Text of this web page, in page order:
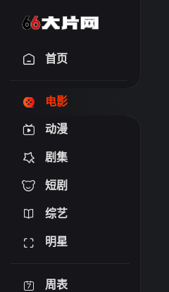
首页
电影
动漫
剧集
短剧
综艺
明星
周表